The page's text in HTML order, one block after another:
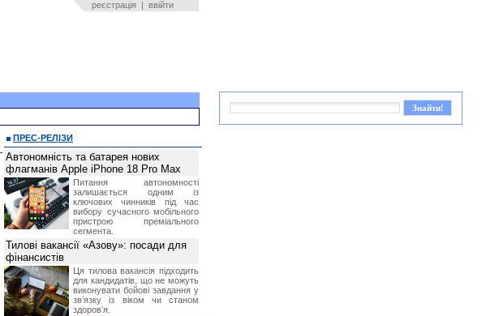
реєстрація | ввійти
ПРЕС-РЕЛІЗИ
Автономність та батарея нових
флагманів Apple iPhone 18 Pro Max
Питання автономності
залишається одним із
ключових чинників під час
вибору сучасного мобільного
пристрою преміального
сегмента.
Тилові вакансії «Азову»: посади для
фінансистів
Ця тилова вакансія підходить
для кандидатів, що не можуть
виконувати бойові завдання у
звʼязку із віком чи станом
здоровʼя.